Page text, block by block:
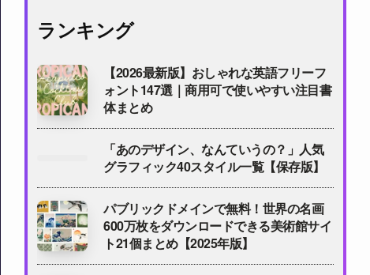
ランキング
【2026最新版】おしゃれな英語フリーフ
ォント147選｜商用可で使いやすい注目書
体まとめ
「あのデザイン、なんていうの？」人気
グラフィック40スタイル一覧【保存版】
パブリックドメインで無料！世界の名画
600万枚をダウンロードできる美術館サイ
ト21個まとめ【2025年版】